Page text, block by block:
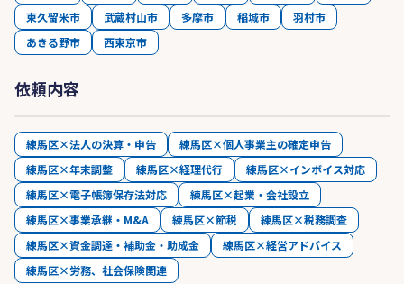
東久留米市
武蔵村山市 多摩市 稲城市
羽村市
あきる野市
西東京市
依頼内容
練馬区×法人の決算・申告
練馬区×個人事業主の確定申告
練馬区×年末調整
練馬区×経理代行
練馬区×インボイス対応
練馬区×電子帳簿保存法対応
練馬区×起業・会社設立
練馬区×事業承継・M&A
練馬区×節税
練馬区×税務調査
練馬区×資金調達・補助金・助成金
練馬区×経営アドバイス
練馬区×労務、社会保険関連